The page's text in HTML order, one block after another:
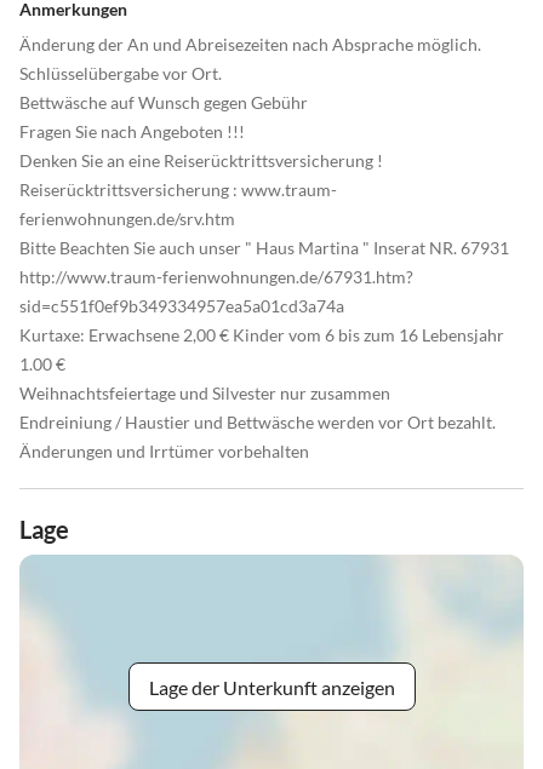
Anmerkungen
Änderung der An und Abreisezeiten nach Absprache möglich.
Schlüsselübergabe vor Ort.
Bettwäsche auf Wunsch gegen Gebühr
Fragen Sie nach Angeboten !!!
Denken Sie an eine Reiserücktrittsversicherung !
Reiserücktrittsversicherung : www.traum-
ferienwohnungen.de/srv.htm
Bitte Beachten Sie auch unser " Haus Martina " Inserat NR. 67931
http://www.traum-ferienwohnungen.de/67931.htm?
sid=c551f0ef9b349334957ea5a01cd3a74a
Kurtaxe: Erwachsene 2,00 € Kinder vom 6 bis zum 16 Lebensjahr
1.00 €
Weihnachtsfeiertage und Silvester nur zusammen
Endreiniung / Haustier und Bettwäsche werden vor Ort bezahlt.
Änderungen und Irrtümer vorbehalten
Lage
Lage der Unterkunft anzeigen